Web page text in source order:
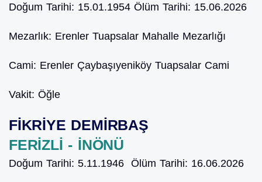
Doğum Tarihi: 15.01.1954 Ölüm Tarihi: 15.06.2026
Mezarlık: Erenler Tuapsalar Mahalle Mezarlığı
Cami: Erenler Çaybaşıyeniköy Tuapsalar Cami
Vakit: Öğle
FİKRİYE DEMİRBAŞ
FERİZLİ - İNÖNÜ
Doğum Tarihi: 5.11.1946 Ölüm Tarihi: 16.06.2026